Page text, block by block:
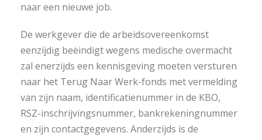
naar een nieuwe job.
De werkgever die de arbeidsovereenkomst
eenzijdig beëindigt wegens medische overmacht
zal enerzijds een kennisgeving moeten versturen
naar het Terug Naar Werk-fonds met vermelding
van zijn naam, identificatienummer in de KBO,
RSZ-inschrijvingsnummer, bankrekeningnummer
en zijn contactgegevens. Anderzijds is de